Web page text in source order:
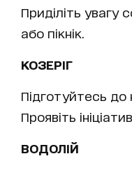
Приділіть увагу
або пікнік.
КОЗЕРІГ
Підготуйтесь до
Проявіть
ВОДОЛІЙ